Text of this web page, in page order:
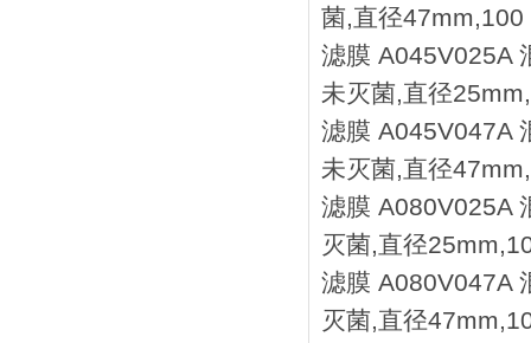
菌,直径47mm,100
滤膜 A045V025A
未灭菌,直径
滤膜 A045V047A
未灭菌,直径
滤膜 A080V025A
灭菌,直径
滤膜 A080V047A
灭菌,直径